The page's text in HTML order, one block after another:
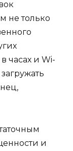
не только
часах и Wi-
и